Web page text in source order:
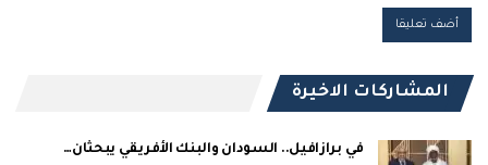
المشاركات الاخيرة
في برازافيل.. السودان والبنك الأفريقي يبحثان…